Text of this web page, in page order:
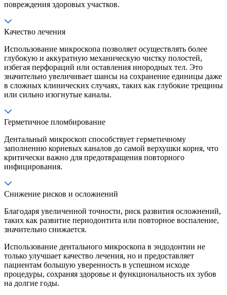
повреждения здоровых участков.
Качество лечения
Использование микроскопа позволяет осуществлять более
глубокую и аккуратную механическую чистку полостей,
избегая перфораций или оставления инородных тел. Это
значительно увеличивает шансы на сохранение единицы даже
в сложных клинических случаях, таких как глубокие трещины
или сильно изогнутые каналы.
Герметичное пломбирование
Дентальный микроскоп способствует герметичному
заполнению корневых каналов до самой верхушки корня, что
критически важно для предотвращения повторного
инфицирования.
Снижение рисков и осложнений
Благодаря увеличенной точности, риск развития осложнений,
таких как развитие периодонтита или повторное воспаление,
значительно снижается.
Использование дентального микроскопа в эндодонтии не
только улучшает качество лечения, но и предоставляет
пациентам большую уверенность в успешном исходе
процедуры, сохраняя здоровье и функциональность их зубов
на долгие годы.